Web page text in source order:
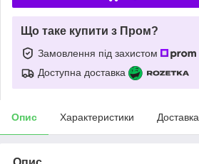
Що таке купити з Пром?
Замовлення під захистом
Доступна доставка
Опис Характеристики Доставка